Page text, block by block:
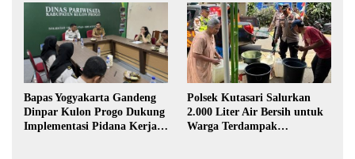
Bapas Yogyakarta Gandeng
Dinpar Kulon Progo Dukung
Implementasi Pidana Kerja
Polsek Kutasari Salurkan
2.000 Liter Air Bersih untuk
Warga Terdampak